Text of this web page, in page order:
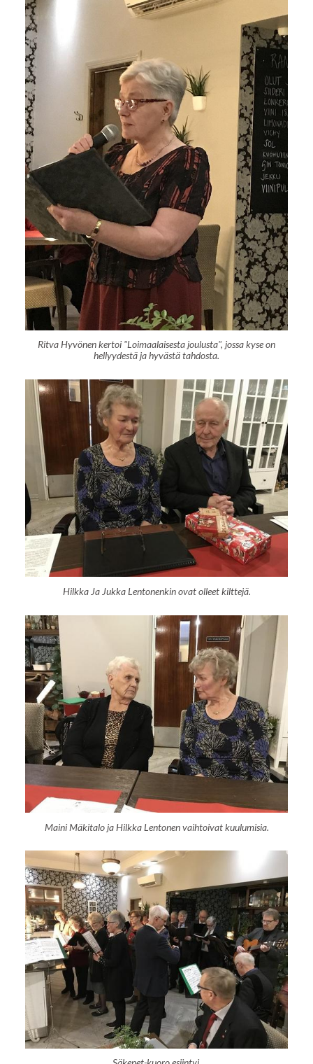
Ritva Hyvönen kertoi "Loimaalaisesta joulusta", jossa kyse on
hellyydestä ja hyvästä tahdosta.
Hilkka Ja Jukka Lentonenkin ovat olleet kilttejä.
Maini Mäkitalo ja Hilkka Lentonen vaihtoivat kuulumisia.